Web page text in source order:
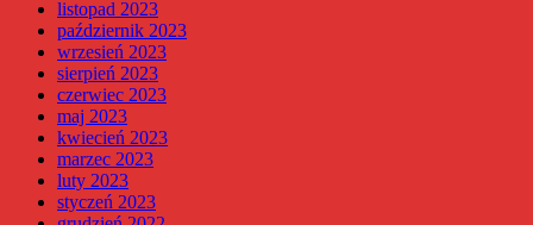
listopad 2023
październik 2023
wrzesień 2023
sierpień 2023
czerwiec 2023
maj 2023
kwiecień 2023
marzec 2023
luty 2023
styczeń 2023